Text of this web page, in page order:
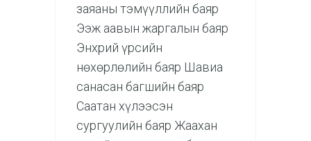
заяаны тэмүүллийн баяр
Ээж аавын жаргалын баяр
Энхрий үрсийн
нөхөрлөлийн баяр Шавиа
санасан багшийн баяр
Саатан хүлээсэн
сургуулийн баяр Жаахан